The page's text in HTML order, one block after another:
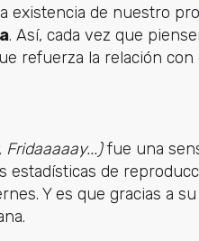
existencia de nuestro
. Así, cada vez que
refuerza la relación con
fue una
estadísticas de
Y es que gracias a